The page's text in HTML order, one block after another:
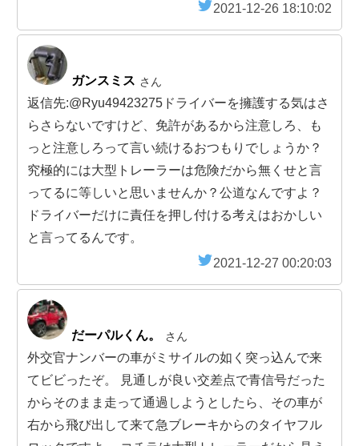
2021-12-26 18:10:02
ガンスミス さん
返信先:@Ryu49423275ドライバーを擁護する気はさ
らさらないですけど、免許があるから注意しろ、も
っと注意しろって言い続けるおつもりでしょうか？
究極的には大型トレーラーは危険だから無くせと言
ってるに等しいと思いませんか？公道なんですよ？
ドライバーだけに責任を押し付ける考えはおかしい
と言ってるんです。
2021-12-27 00:20:03
だーパルくん。 さん
外交官ナンバーの車がミサイルの如く突っ込んで来
てビビったぞ。 見通しが良い交差点で青信号だった
からそのまま走って通過しようとしたら、その車が
右から飛び出して来て急ブレーキからのタイヤフル